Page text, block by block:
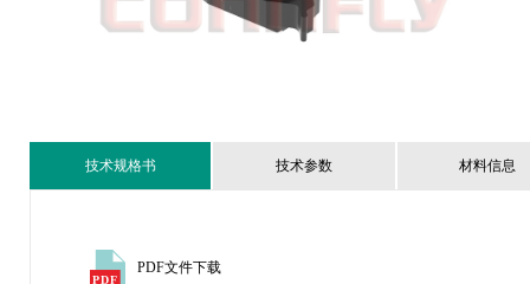
技术规格书 技术参数 材料信息
PDF文件下载